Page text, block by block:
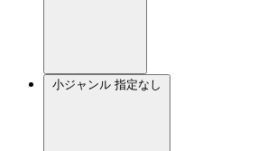
小ジャンル 指定なし